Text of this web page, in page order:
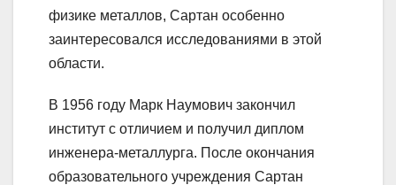
физике металлов, Сартан особенно
заинтересовался исследованиями в этой
области.
В 1956 году Марк Наумович закончил
институт с отличием и получил диплом
инженера-металлурга. После окончания
образовательного учреждения Сартан